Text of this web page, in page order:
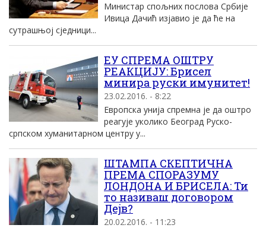
Министар спољних послова Србије
Ивица Дачић изјавио је да ће на
сутрашњој сједници...
ЕУ СПРЕМА ОШТРУ
РЕАКЦИЈУ: Брисел
минира руски имунитет!
23.02.2016. - 8:22
Европска унија спремна је да оштро
реагује уколико Београд Руско-
српском хуманитарном центру у...
ШТАМПА СКЕПТИЧНА
ПРЕМА СПОРАЗУМУ
ЛОНДОНА И БРИСЕЛА: Ти
то називаш договором
Дејв?
20.02.2016. - 11:23